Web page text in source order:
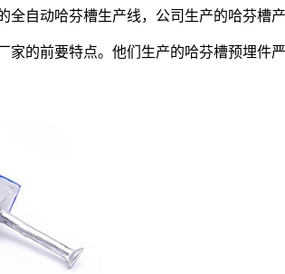
全自动哈芬槽生产线，公司生产的哈芬槽
的前要特点。他们生产的哈芬槽预埋件